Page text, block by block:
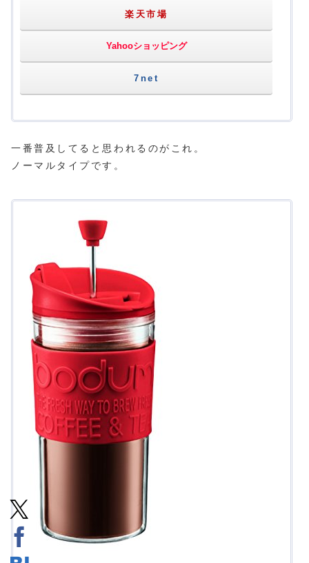
楽天市場
Yahooショッピング
7net
一番普及してると思われるのがこれ。
ノーマルタイプです。